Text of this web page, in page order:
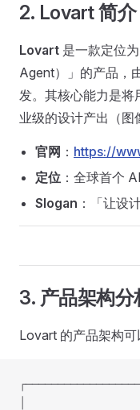
2. Lovart 简介
Lovart 是一款定位
Agent）」的产品，
发。其核心能力是将
业级的设计产出（图
官网 ： https://
定位 ：全球首个
Slogan ：「让设
3. 产品架构分
Lovart 的产品架构可
│